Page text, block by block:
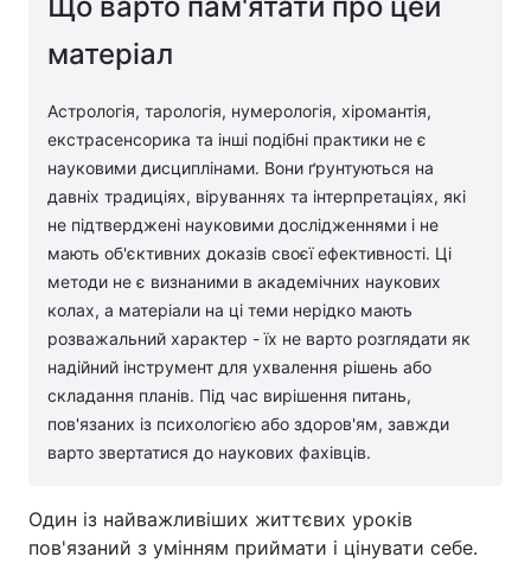
матеріал
Астрологія, тарологія, нумерологія, хіромантія,
екстрасенсорика та інші подібні практики не є
науковими дисциплінами. Вони ґрунтуються на
давніх традиціях, віруваннях та інтерпретаціях, які
не підтверджені науковими дослідженнями і не
мають об'єктивних доказів своєї ефективності. Ці
методи не є визнаними в академічних наукових
колах, а матеріали на ці теми нерідко мають
розважальний характер - їх не варто розглядати як
надійний інструмент для ухвалення рішень або
складання планів. Під час вирішення питань,
пов'язаних із психологією або здоров'ям, завжди
варто звертатися до наукових фахівців.
Один із найважливіших життєвих уроків
пов'язаний з умінням приймати і цінувати себе.